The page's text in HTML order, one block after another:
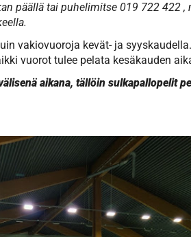
päällä tai puhelimitse 019 722 422 ,
vakiovuoroja kevät- ja
vuorot tulee pelata kesäkauden
aikana, tällöin sulkapallopelit